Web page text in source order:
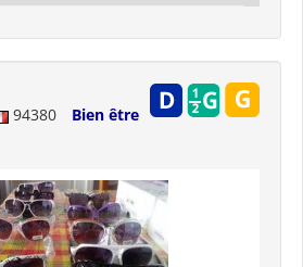
94380
Bien être